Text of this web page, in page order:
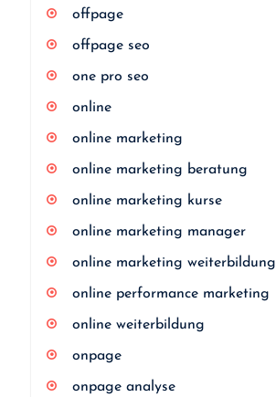
offpage
offpage seo
one pro seo
online
online marketing
online marketing beratung
online marketing kurse
online marketing manager
online marketing weiterbildung
online performance marketing
online weiterbildung
onpage
onpage analyse